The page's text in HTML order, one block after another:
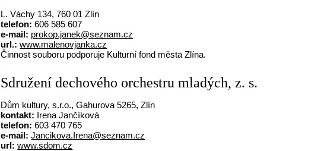
L. Váchy 134, 760 01 Zlín
telefon: 606 585 607
e-mail: prokop.janek@seznam.cz
url.: www.malenovjanka.cz
Činnost souboru podporuje Kulturní fond města Zlína.
Sdružení dechového orchestru mladých, z. s.
Dům kultury, s.r.o., Gahurova 5265, Zlín
kontakt: Irena Jančíková
telefon: 603 470 765
e-mail: Jancikova.Irena@seznam.cz
url: www.sdom.cz